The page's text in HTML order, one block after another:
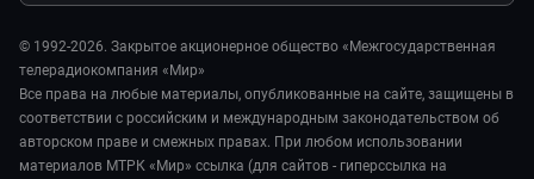
Стиль жизни
Сад и огород
Предварительный диагноз
Пять причин поехать в...
© 1992-2026. Закрытое акционерное общество «Межгосударственная
телерадиокомпания «Мир»
Все права на любые материалы, опубликованные на сайте, защищены в
соответствии с российским и международным законодательством об
авторском праве и смежных правах. При любом использовании
материалов МТРК «Мир» ссылка (для сайтов - гиперссылка на